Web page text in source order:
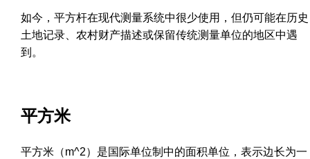
如今，平方杆在现代测量系统中很少使用，但仍可能在历史
土地记录、农村财产描述或保留传统测量单位的地区中遇
到。
平方米
平方米（m^2）是国际单位制中的面积单位，表示边长为一